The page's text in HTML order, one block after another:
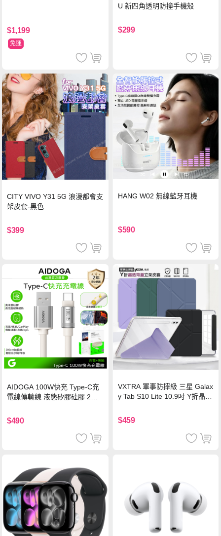
$1,199
免運
U 新四角透明防撞手機殼
$299
CITY VIVO Y31 5G 浪漫都會支
架皮套-黑色
$399
HANG W02 無線藍牙耳機
$590
AIDOGA 100W快充 Type-C充
電線傳輸線 液態矽膠硅膠 2M
$490
VXTRA 軍事防摔級 三星 Galax
y Tab S10 Lite 10.9吋 Y折晶透
$459